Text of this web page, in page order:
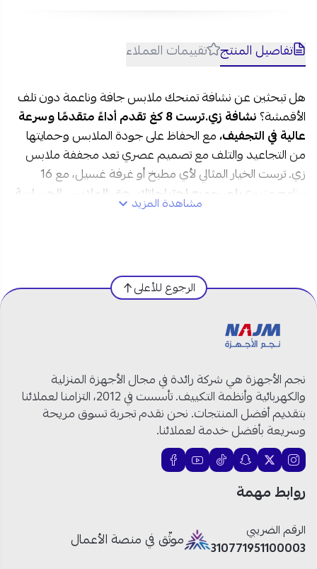
تفاصيل المنتج تقييمات العملاء
هل تبحثين عن نشافة تمنحك ملابس جافة وناعمة دون تلف
الأقمشة؟
نشافة زي.ترست 8 كغ تقدم أداءً متقدمًا وسرعة
عالية في التجفيف،مع الحفاظ على جودة الملابس وحمايتها
من التجاعيد والتلف مع تصميم عصري تعد مجففة ملابس
زي. ترست الخيار المثالي لأي مطبخ أو غرفة غسيل، مع 16
برنامج متنوع يلبي جميع احتياجاتك، حتى الملابس الحساسة
العلامة التجارية:زي.ترست
النوع:نشافة ملابس
السعة:
نوع التجفيف:تكثيف مع مكثف داخلي
الشاشة:LED
التحكم:إلكتروني سهل وواضح
الأمان:قفل حماية للأطفال + صمام أمان في
السخان
الخصائص:تأخير التشغيل – إيقاف مؤقت – مضاد
التجاعيد
اللون:
مشاهدة المزيد
الرجوع للأعلى
نجم الأجهزة هي شركة رائدة في مجال الأجهزة المنزلية
والكهربائية وأنظمة التكييف. تأسست في 2012، التزامنا لعملائنا
بتقديم أفضل المنتجات. نحن نقدم تجربة تسوق مريحة
وسريعة بأفضل خدمة لعملائنا.
روابط مهمة
الرقم الضريبي
310771951100003
موثّق في منصة الأعمال